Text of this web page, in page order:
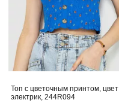
Топ с цветочным принтом, цвет
электрик, 244R094